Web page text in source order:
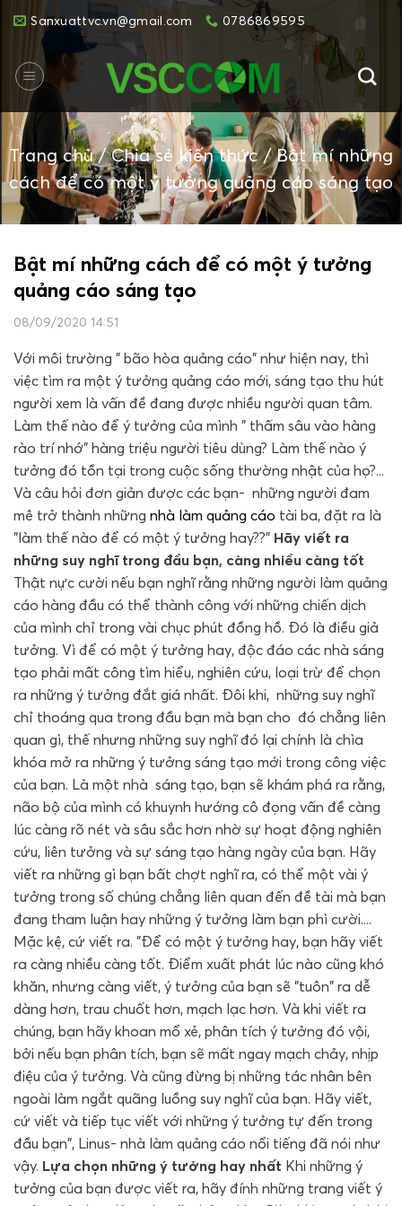
content
Sanxuattvc.vn@gmail.com 0786869595
Trang chủ/Chia sẻ kiến thức/Bật mí những
cách để có một ý tưởng quảng cáo sáng tạo
Bật mí những cách để có một ý tưởng
quảng cáo sáng tạo
08/09/2020 14:51
Với môi trường " bão hòa quảng cáo" như hiện nay, thì
việc tìm ra một ý tưởng quảng cáo mới, sáng tạo thu hút
người xem là vấn đề đang được nhiều người quan tâm.
Làm thế nào để ý tưởng của mình " thấm sâu vào hàng
rào trí nhớ" hàng triệu người tiêu dùng? Làm thế nào ý
tưởng đó tồn tại trong cuộc sống thường nhật của họ?...
Và câu hỏi đơn giản được các bạn- những người đam
mê trở thành những nhà làm quảng cáo tài ba, đặt ra là
"làm thế nào để có một ý tưởng hay??" Hãy viết ra
những suy nghĩ trong đầu bạn, càng nhiều càng tốt
Thật nực cười nếu bạn nghĩ rằng những người làm quảng
cáo hàng đầu có thể thành công với những chiến dịch
của mình chỉ trong vài chục phút đồng hồ. Đó là điều giả
tưởng. Vì để có một ý tưởng hay, độc đáo các nhà sáng
tạo phải mất công tìm hiểu, nghiên cứu, loại trừ để chọn
ra những ý tưởng đắt giá nhất. Đôi khi, những suy nghĩ
chỉ thoáng qua trong đầu bạn mà bạn cho đó chẳng liên
quan gì, thế nhưng những suy nghĩ đó lại chính là chìa
khóa mở ra những ý tưởng sáng tạo mới trong công việc
của bạn. Là một nhà sáng tạo, bạn sẽ khám phá ra rằng,
não bộ của mình có khuynh hướng cô đọng vấn đề càng
lúc càng rõ nét và sâu sắc hơn nhờ sự hoạt động nghiên
cứu, liên tưởng và sự sáng tạo hàng ngày của bạn. Hãy
viết ra những gì bạn bất chợt nghĩ ra, có thể một vài ý
tưởng trong số chúng chẳng liên quan đến đề tài mà bạn
đang tham luận hay những ý tưởng làm bạn phì cười....
Mặc kệ, cứ viết ra. "Để có một ý tưởng hay, bạn hãy viết
ra càng nhiều càng tốt. Điểm xuất phát lúc nào cũng khó
khăn, nhưng càng viết, ý tưởng của bạn sẽ "tuôn" ra dễ
dàng hơn, trau chuốt hơn, mạch lạc hơn. Và khi viết ra
chúng, bạn hãy khoan mổ xẻ, phân tích ý tưởng đó vội,
bởi nếu bạn phân tích, bạn sẽ mất ngay mạch chảy, nhịp
điệu của ý tưởng. Và cũng đừng bị những tác nhân bên
ngoài làm ngắt quãng luồng suy nghĩ của bạn. Hãy viết,
cứ viết và tiếp tục viết với những ý tưởng tự đến trong
đầu bạn", Linus- nhà làm quảng cáo nổi tiếng đã nói như
vậy. Lựa chọn những ý tưởng hay nhất Khi những ý
tưởng của bạn được viết ra, hãy đính những trang viết ý